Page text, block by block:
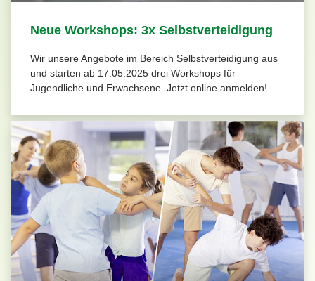
Neue Workshops: 3x Selbstverteidigung
Wir unsere Angebote im Bereich Selbstverteidigung aus
und starten ab 17.05.2025 drei Workshops für
Jugendliche und Erwachsene. Jetzt online anmelden!